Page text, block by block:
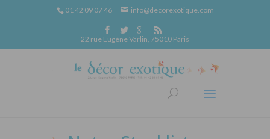
01 42 09 07 46 info@decorexotique.com
22 rue Eugène Varlin, 75010 Paris